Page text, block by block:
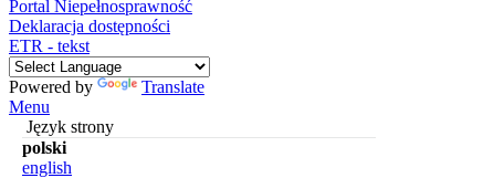
Portal Niepełnosprawność
Deklaracja dostępności
ETR - tekst
Powered by
Translate
Menu
Język strony
polski
english